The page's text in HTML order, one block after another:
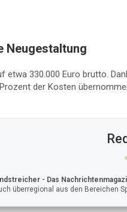
Neugestaltung
etwa 330.000 Euro brutto.
der Kosten
- Das
überregional aus den Bereichen